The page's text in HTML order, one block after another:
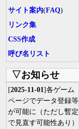
サイト案内(FAQ)
リンク集
CSS作成
呼び名リスト
▽お知らせ
[2025-11-01]各ゲーム
ページでデータ登録等
が可能に（ただし暫定
で見直す可能性あり）